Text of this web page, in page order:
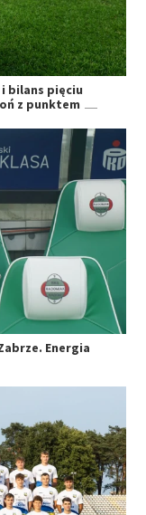
bilans pięciu
z punktem
Energia